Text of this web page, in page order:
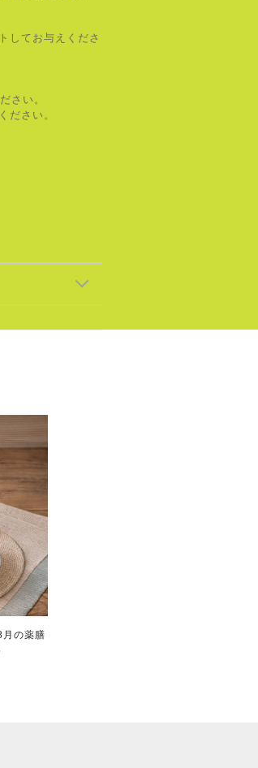
してお与えくださ
さい。
ださい。
の薬膳